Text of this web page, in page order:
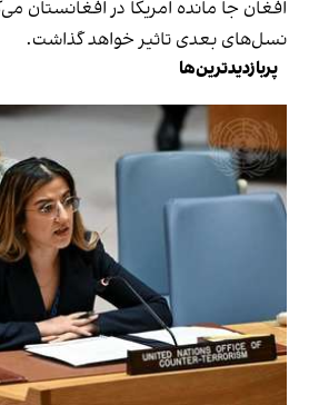
افغان جا مانده امریکا در افغانستان
نسل‌های بعدی تاثیر خواهد گذاشت.
پربازدیدترین‌ها